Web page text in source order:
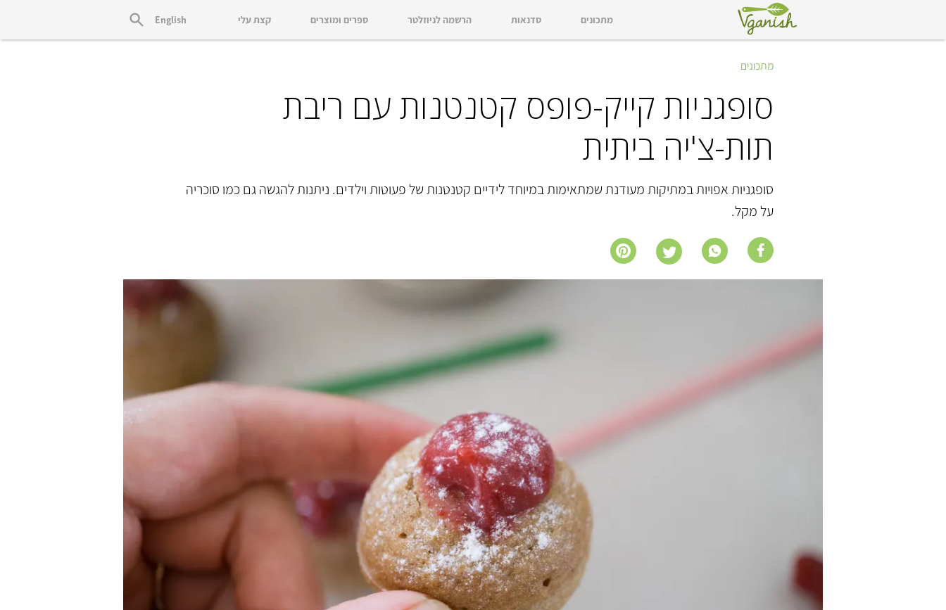
מתכונים סדנאות הרשמה לניוזלטר ספרים ומוצרים קצת עלי English
מתכונים
סופגניות קייק-פופס קטנטנות עם ריבת
תות-צ'יה ביתית
סופגניות אפויות במתיקות מעודנת שמתאימות במיוחד לידיים קטנטנות של פעוטות וילדים. ניתנות להגשה גם כמו סוכריה
על מקל.